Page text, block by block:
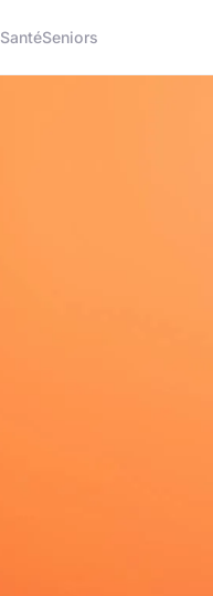
SantéSeniors